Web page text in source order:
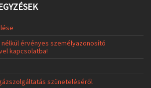
érvényes személyazonosító
kapcsolatba!
szüneteléséről